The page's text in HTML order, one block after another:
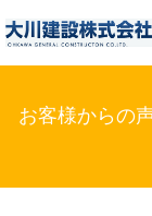
お客様から